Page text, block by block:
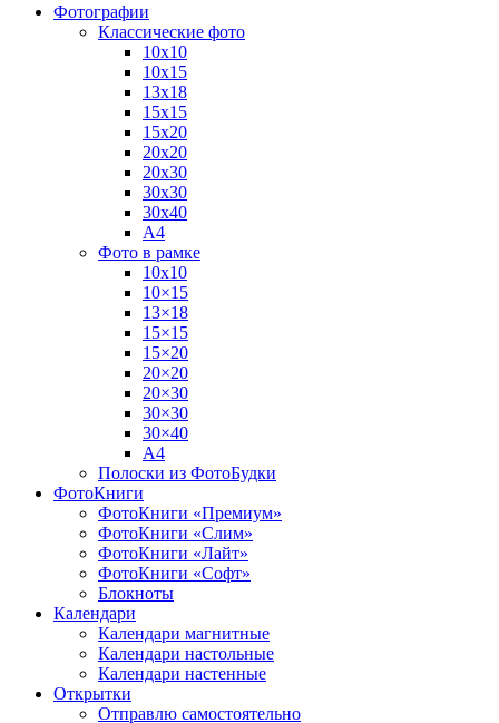
Фотографии
Классические фото
10х10
10х15
13х18
15х15
15х20
20х20
20х30
30х30
30х40
А4
Фото в рамке
10х10
10×15
13×18
15×15
15×20
20×20
20×30
30×30
30×40
A4
Полоски из ФотоБудки
ФотоКниги
ФотоКниги «Премиум»
ФотоКниги «Слим»
ФотоКниги «Лайт»
ФотоКниги «Софт»
Блокноты
Календари
Календари магнитные
Календари настольные
Календари настенные
Открытки
Отправлю самостоятельно